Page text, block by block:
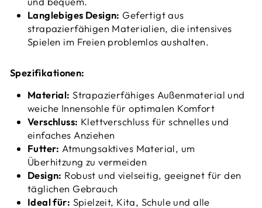
Langlebiges Design: Gefertigt aus
strapazierfähigen Materialien, die intensives
Spielen im Freien problemlos aushalten.
Spezifikationen:
Material: Strapazierfähiges Außenmaterial und
weiche Innensohle für optimalen Komfort
Verschluss: Klettverschluss für schnelles und
einfaches Anziehen
Futter: Atmungsaktives Material, um
Überhitzung zu vermeiden
Design: Robust und vielseitig, geeignet für den
täglichen Gebrauch
Ideal für: Spielzeit, Kita, Schule und alle